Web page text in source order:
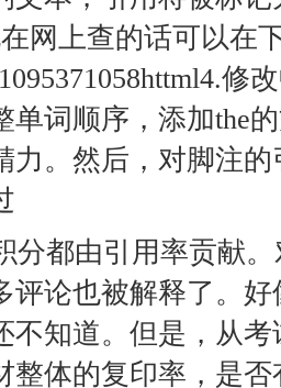
网上查的话可以在
修
单词顺序，添加the
力。然后，对脚注
分都由引用率贡献
评论也被解释了。
不知道。但是，从
整体的复印率，是